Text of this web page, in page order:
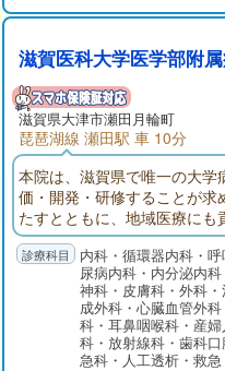
滋賀医科大学医学部附
滋賀県大津市瀬田月輪町
琵琶湖線 瀬田駅 車 10分
本院は、滋賀県で唯一の大
価・開発・研修することが
たすとともに、地域医療に
「がん医療」「新生児・産
医療」「救急・災害医療」
内科・循環器内科・
尿病内科・内分泌内
神科・皮膚科・外科
成外科・心臓血管外
科・耳鼻咽喉科・産
科・放射線科・歯科
急科・人工透析・救